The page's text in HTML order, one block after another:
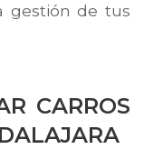
gestión de tus
CARROS